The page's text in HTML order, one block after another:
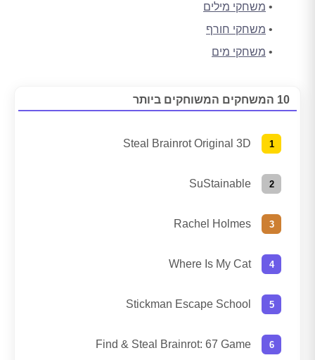
משחקי מילים
משחקי חורף
משחקי מים
10 המשחקים המשוחקים ביותר
Steal Brainrot Original 3D
SuStainable
Rachel Holmes
Where Is My Cat
Stickman Escape School
Find & Steal Brainrot: 67 Game